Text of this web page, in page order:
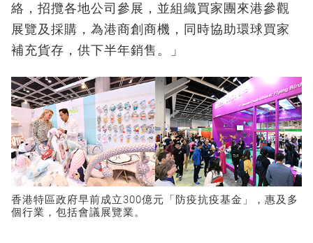
絡，招攬各地公司參展，並組織買家團來港參觀
展覽及採購，為港商創商機，同時協助環球買家
補充貨存，供下半年銷售。」
香港特區政府早前成立300億元「防疫抗疫基金」，惠及多
個行業，包括會議展覽業。